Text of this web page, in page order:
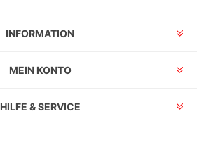
INFORMATION
MEIN KONTO
HILFE & SERVICE